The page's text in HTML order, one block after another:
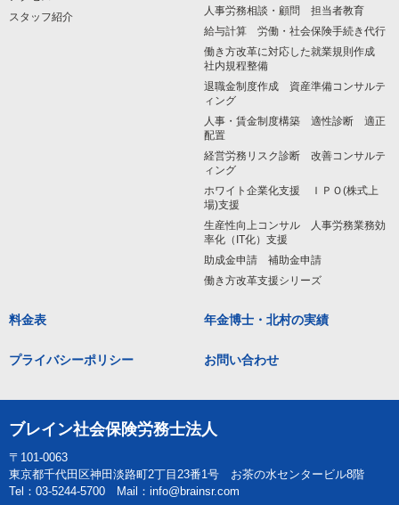
スタッフ紹介
人事労務相談・顧問 担当者教育
給与計算 労働・社会保険手続き代行
働き方改革に対応した就業規則作成
社内規程整備
退職金制度作成 資産準備コンサルテ
ィング
人事・賃金制度構築 適性診断 適正
配置
経営労務リスク診断 改善コンサルテ
ィング
ホワイト企業化支援 ＩＰＯ(株式上
場)支援
生産性向上コンサル 人事労務業務効
率化（IT化）支援
助成金申請 補助金申請
働き方改革支援シリーズ
料金表 年金博士・北村の実績
プライバシーポリシー お問い合わせ
ブレイン社会保険労務士法人
〒101-0063
東京都千代田区神田淡路町2丁目23番1号 お茶の水センタービル8階
Tel：03-5244-5700 Mail：info@brainsr.com